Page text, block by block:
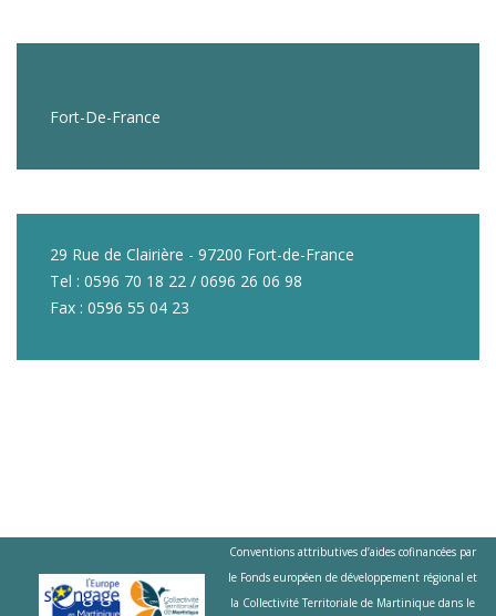
Fort-De-France
29 Rue de Clairière - 97200 Fort-de-France
Tel : 0596 70 18 22 / 0696 26 06 98
Fax : 0596 55 04 23
Conventions attributives d’aides cofinancées par
le Fonds européen de développement régional et
la Collectivité Territoriale de Martinique dans le